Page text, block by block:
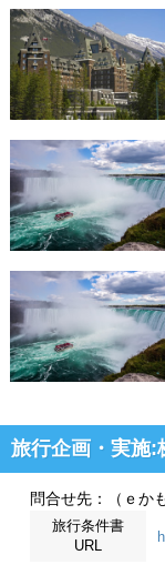
旅行企画・実施:
問合せ先：（ｅか
旅行条件書
URL